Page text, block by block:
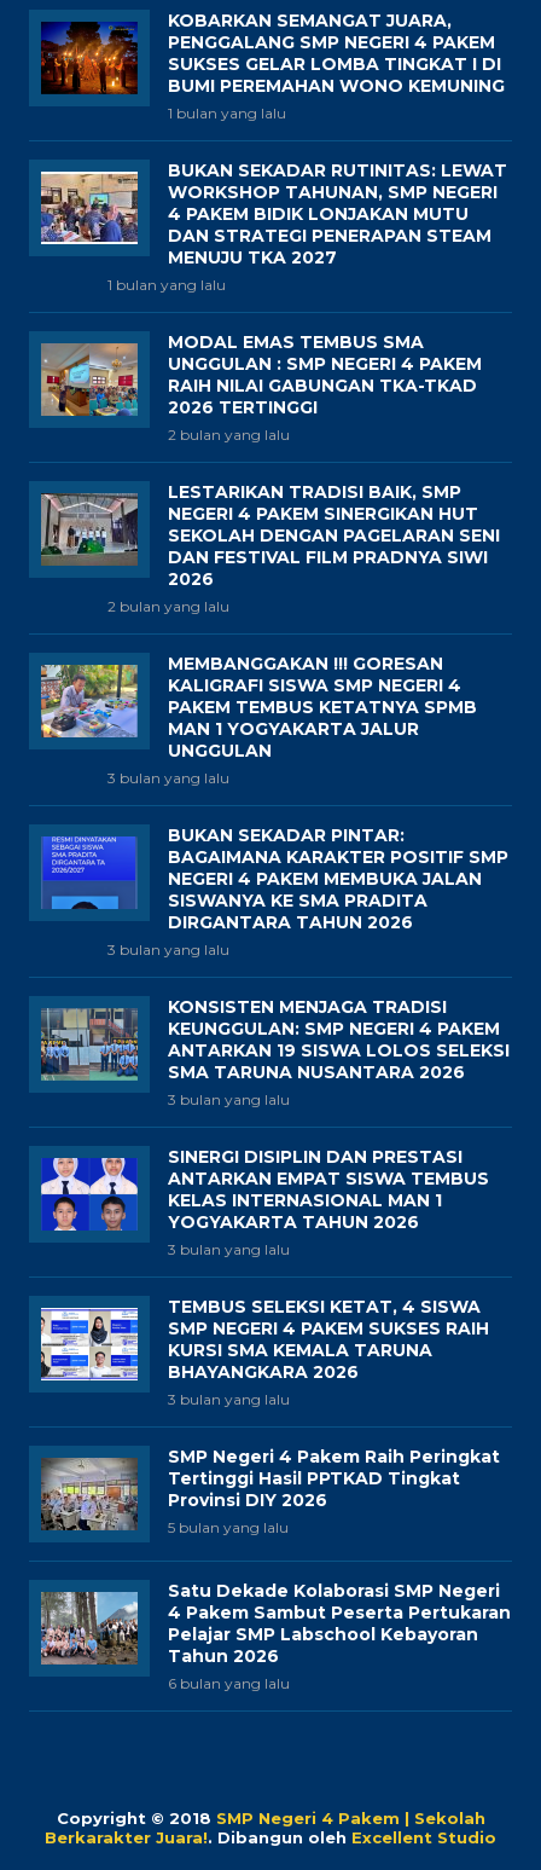
KOBARKAN SEMANGAT JUARA,
PENGGALANG SMP NEGERI 4 PAKEM
SUKSES GELAR LOMBA TINGKAT I DI
BUMI PEREMAHAN WONO KEMUNING
1 bulan yang lalu
BUKAN SEKADAR RUTINITAS: LEWAT
WORKSHOP TAHUNAN, SMP NEGERI
4 PAKEM BIDIK LONJAKAN MUTU
DAN STRATEGI PENERAPAN STEAM
MENUJU TKA 2027
1 bulan yang lalu
MODAL EMAS TEMBUS SMA
UNGGULAN : SMP NEGERI 4 PAKEM
RAIH NILAI GABUNGAN TKA-TKAD
2026 TERTINGGI
2 bulan yang lalu
LESTARIKAN TRADISI BAIK, SMP
NEGERI 4 PAKEM SINERGIKAN HUT
SEKOLAH DENGAN PAGELARAN SENI
DAN FESTIVAL FILM PRADNYA SIWI
2026
2 bulan yang lalu
MEMBANGGAKAN !!! GORESAN
KALIGRAFI SISWA SMP NEGERI 4
PAKEM TEMBUS KETATNYA SPMB
MAN 1 YOGYAKARTA JALUR
UNGGULAN
3 bulan yang lalu
BUKAN SEKADAR PINTAR:
BAGAIMANA KARAKTER POSITIF SMP
NEGERI 4 PAKEM MEMBUKA JALAN
SISWANYA KE SMA PRADITA
DIRGANTARA TAHUN 2026
3 bulan yang lalu
KONSISTEN MENJAGA TRADISI
KEUNGGULAN: SMP NEGERI 4 PAKEM
ANTARKAN 19 SISWA LOLOS SELEKSI
SMA TARUNA NUSANTARA 2026
3 bulan yang lalu
SINERGI DISIPLIN DAN PRESTASI
ANTARKAN EMPAT SISWA TEMBUS
KELAS INTERNASIONAL MAN 1
YOGYAKARTA TAHUN 2026
3 bulan yang lalu
TEMBUS SELEKSI KETAT, 4 SISWA
SMP NEGERI 4 PAKEM SUKSES RAIH
KURSI SMA KEMALA TARUNA
BHAYANGKARA 2026
3 bulan yang lalu
SMP Negeri 4 Pakem Raih Peringkat
Tertinggi Hasil PPTKAD Tingkat
Provinsi DIY 2026
5 bulan yang lalu
Satu Dekade Kolaborasi SMP Negeri
4 Pakem Sambut Peserta Pertukaran
Pelajar SMP Labschool Kebayoran
Tahun 2026
6 bulan yang lalu
Copyright © 2018 SMP Negeri 4 Pakem | Sekolah
Berkarakter Juara!. Dibangun oleh Excellent Studio